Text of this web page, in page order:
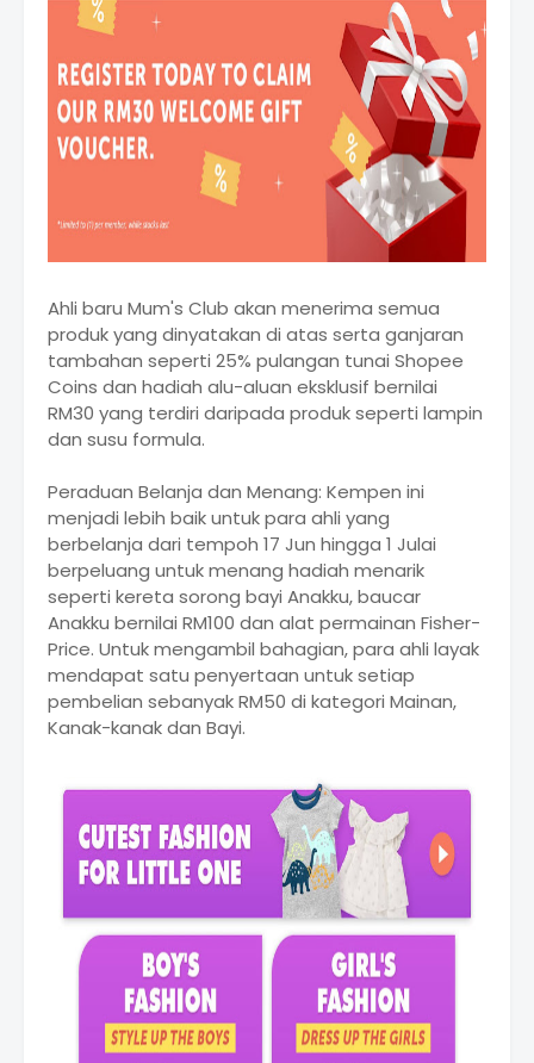
Ahli baru Mum's Club akan menerima semua
produk yang dinyatakan di atas serta ganjaran
tambahan seperti 25% pulangan tunai Shopee
Coins dan hadiah alu-aluan eksklusif bernilai
RM30 yang terdiri daripada produk seperti lampin
dan susu formula.
Peraduan Belanja dan Menang: Kempen ini
menjadi lebih baik untuk para ahli yang
berbelanja dari tempoh 17 Jun hingga 1 Julai
berpeluang untuk menang hadiah menarik
seperti kereta sorong bayi Anakku, baucar
Anakku bernilai RM100 dan alat permainan Fisher-
Price. Untuk mengambil bahagian, para ahli layak
mendapat satu penyertaan untuk setiap
pembelian sebanyak RM50 di kategori Mainan,
Kanak-kanak dan Bayi.